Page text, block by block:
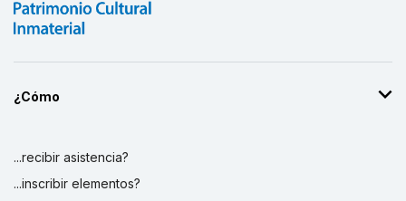
¿Cómo
...recibir asistencia?
...inscribir elementos?